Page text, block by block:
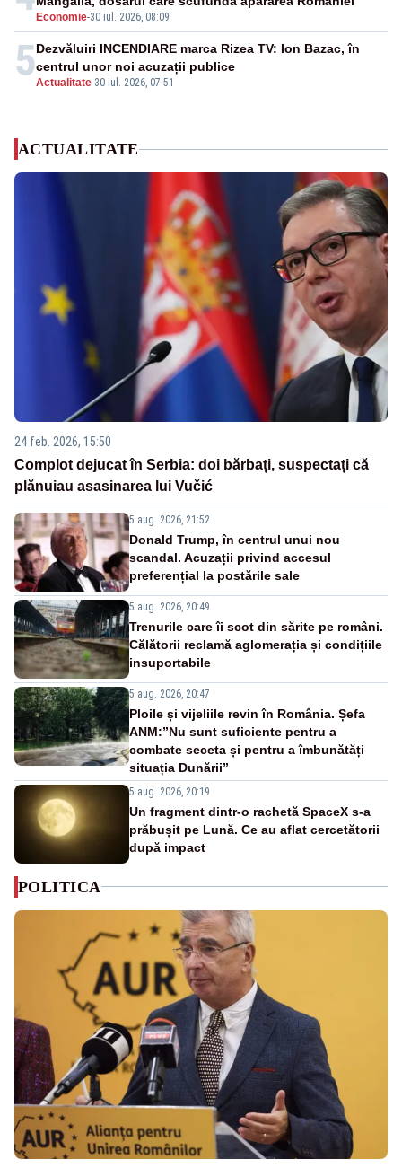
Economie-30 iul. 2026, 08:09
5Actualitate-30 iul. 2026, 07:51
Dezvăluiri INCENDIARE marca Rizea TV: Ion Bazac, în
centrul unor noi acuzații publice
ACTUALITATE
24 feb. 2026, 15:50
Complot dejucat în Serbia: doi bărbați, suspectați că
plănuiau asasinarea lui Vučić
5 aug. 2026, 21:52
Donald Trump, în centrul unui nou
scandal. Acuzații privind accesul
preferențial la postările sale
5 aug. 2026, 20:49
Trenurile care îi scot din sărite pe români.
Călătorii reclamă aglomerația și condițiile
insuportabile
5 aug. 2026, 20:47
Ploile și vijeliile revin în România. Șefa
ANM:”Nu sunt suficiente pentru a
combate seceta și pentru a îmbunătăți
situația Dunării”
5 aug. 2026, 20:19
Un fragment dintr-o rachetă SpaceX s-a
prăbușit pe Lună. Ce au aflat cercetătorii
după impact
POLITICA